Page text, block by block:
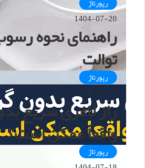
1404-07-20
راهنمای نحوه
توالت
رپورتاژ
1404-10-13
راز لاغری سریع
واقعاً ممکن است؟
رپورتاژ